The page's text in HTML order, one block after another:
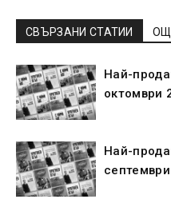
СВЪРЗАНИ СТАТИИ
Най-
октомври
Най-